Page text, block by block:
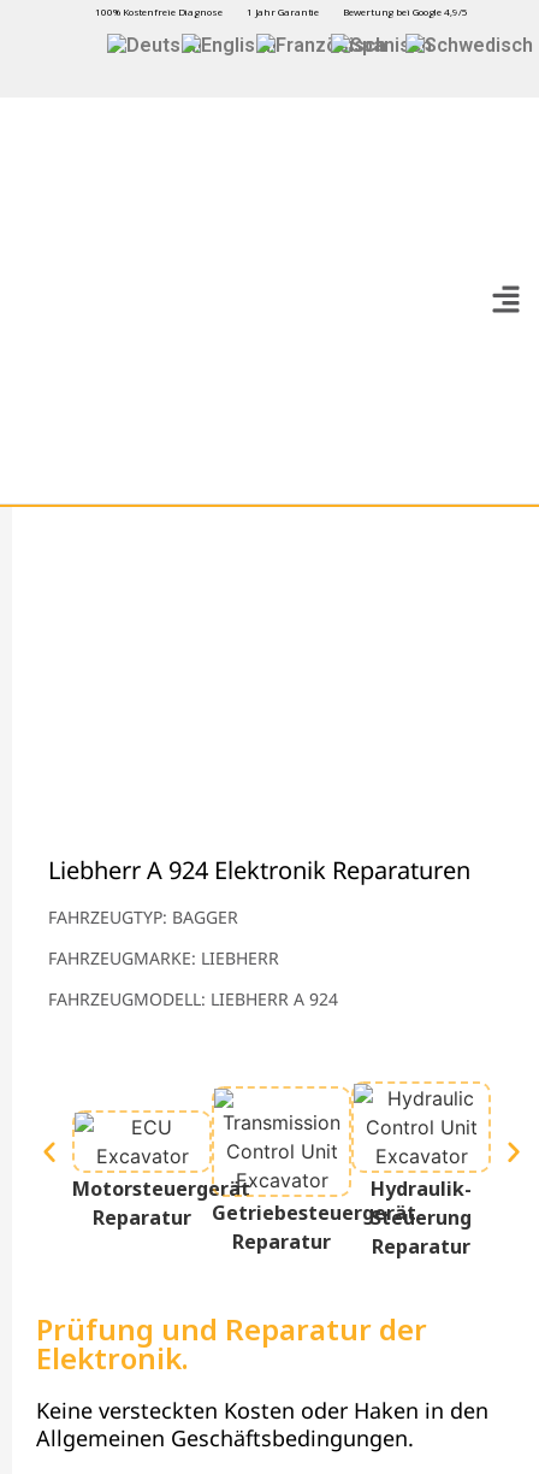
100% Kostenfreie Diagnose 1 Jahr Garantie Bewertung bei Google 4,9/5
Liebherr A 924 Elektronik Reparaturen
FAHRZEUGTYP: BAGGER
FAHRZEUGMARKE: LIEBHERR
FAHRZEUGMODELL: LIEBHERR A 924
Motorsteuergerät
Reparatur
Getriebesteuergerät
Reparatur
Hydraulik-
Steuerung
Reparatur
Prüfung und Reparatur der
Elektronik.
Keine versteckten Kosten oder Haken in den
Allgemeinen Geschäftsbedingungen.